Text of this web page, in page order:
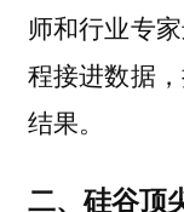
师和行业专
程接进数据
结果。
二、硅谷顶